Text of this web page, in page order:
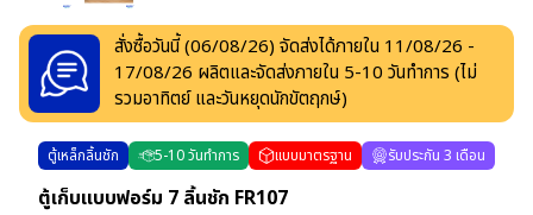
สั่งซื้อวันนี้ (06/08/26) จัดส่งได้ภายใน 11/08/26 -
17/08/26 ผลิตและจัดส่งภายใน 5-10 วันทำการ (ไม่
รวมอาทิตย์ และวันหยุดนักขัตฤกษ์)
ตู้เหล็กลิ้นชัก 5-10วันทำการ แบบมาตรฐาน รับประกัน 3 เดือน
ตู้เก็บแบบฟอร์ม 7 ลิ้นชัก FR107